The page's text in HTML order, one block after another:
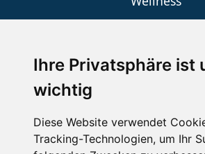
Ihre Privatsphäre ist
wichtig
Diese Website verwendet
Tracking-Technologien, um Ihr
SCHNEEHÖHEN SKI
Die Schneehoehen Ski APP für iOS
Muss für alle Wintersportler und